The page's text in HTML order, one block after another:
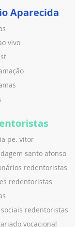
Aparecida
vivo
pe. vitor
santo afonso
redentoristas
redentoristas
redentoristas
vocacional